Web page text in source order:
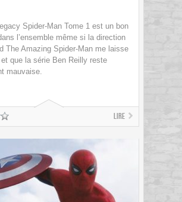
Spider-Man Tome 1 est un bon
l’ensemble même si la direction
The Amazing Spider-Man me laisse
et que la série Ben Reilly reste
mauvaise.
Lire